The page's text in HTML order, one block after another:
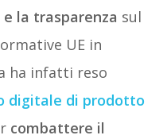
la trasparenza sul
UE in
ha infatti reso
digitale di prodotto
combattere il